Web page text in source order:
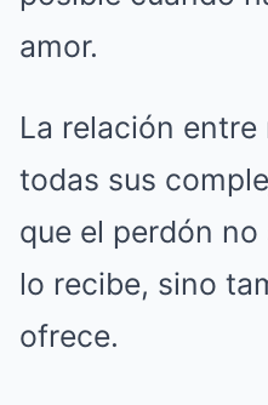
amor.
La relación
todas sus
que el perdón
lo recibe, sino
ofrece.